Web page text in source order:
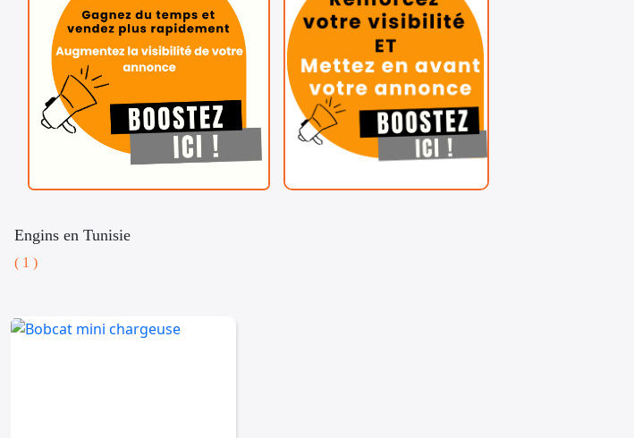
Engins en Tunisie
( 1 )